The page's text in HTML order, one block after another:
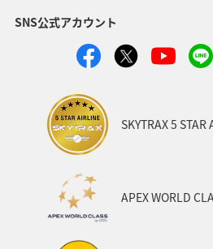
インドネシア
SNS公式アカウント
SKYTRAX 5 STAR
APEX WORLD